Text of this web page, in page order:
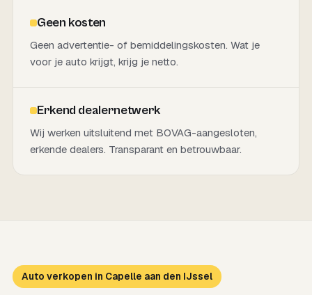
Geen kosten
Geen advertentie- of bemiddelingskosten. Wat je
voor je auto krijgt, krijg je netto.
Erkend dealernetwerk
Wij werken uitsluitend met BOVAG-aangesloten,
erkende dealers. Transparant en betrouwbaar.
Auto verkopen in Capelle aan den IJssel